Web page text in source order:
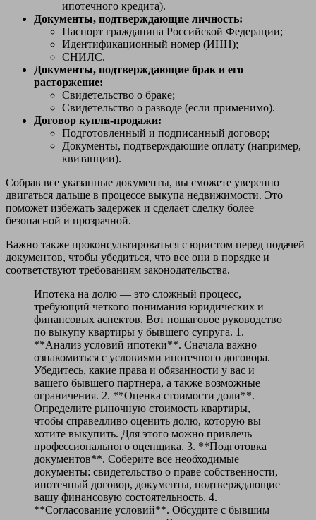
ипотечного кредита).
Документы, подтверждающие личность:
Паспорт гражданина Российской Федерации;
Идентификационный номер (ИНН);
СНИЛС.
Документы, подтверждающие брак и его
расторжение:
Свидетельство о браке;
Свидетельство о разводе (если применимо).
Договор купли-продажи:
Подготовленный и подписанный договор;
Документы, подтверждающие оплату (например,
квитанции).
Собрав все указанные документы, вы сможете уверенно
двигаться дальше в процессе выкупа недвижимости. Это
поможет избежать задержек и сделает сделку более
безопасной и прозрачной.
Важно также проконсультироваться с юристом перед подачей
документов, чтобы убедиться, что все они в порядке и
соответствуют требованиям законодательства.
Ипотека на долю — это сложный процесс,
требующий четкого понимания юридических и
финансовых аспектов. Вот пошаговое руководство
по выкупу квартиры у бывшего супруга. 1.
**Анализ условий ипотеки**. Сначала важно
ознакомиться с условиями ипотечного договора.
Убедитесь, какие права и обязанности у вас и
вашего бывшего партнера, а также возможные
ограничения. 2. **Оценка стоимости доли**.
Определите рыночную стоимость квартиры,
чтобы справедливо оценить долю, которую вы
хотите выкупить. Для этого можно привлечь
профессионального оценщика. 3. **Подготовка
документов**. Соберите все необходимые
документы: свидетельство о праве собственности,
ипотечный договор, документы, подтверждающие
вашу финансовую состоятельность. 4.
**Согласование условий**. Обсудите с бывшим